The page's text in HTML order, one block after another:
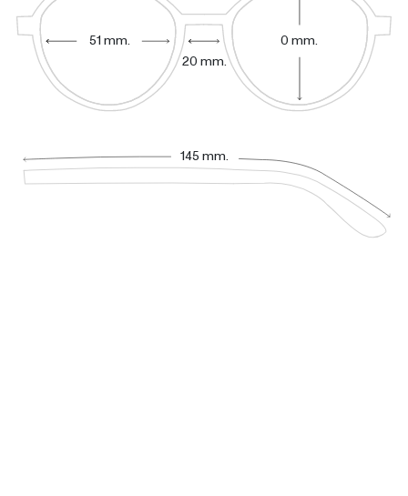
20 mm.
51 mm. 0 mm.
145 mm.